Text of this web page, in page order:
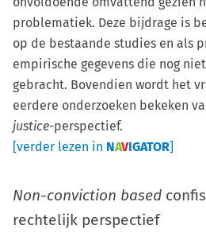
problematiek. Deze bijdrage is
op de bestaande studies en als
empirische gegevens die nog
gebracht. Bovendien wordt het
eerdere onderzoeken bekeken
justice-perspectief.
[verder lezen in NAVIGATOR]
Non-conviction based
rechtelijk perspectief